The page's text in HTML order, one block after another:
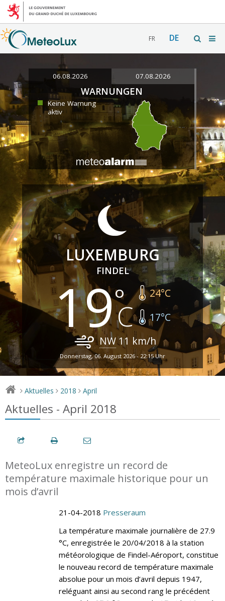
FR DE
06.08.2026 07.08.2026
WARNUNGEN
Keine Warnung
aktiv
LUXEMBURG
FINDEL
19 24°C
17°C
NW11 km/h
Donnerstag, 06. August 2026 - 22:15 Uhr
> Aktuelles > 2018 > April
Aktuelles - April 2018
MeteoLux enregistre un record de
température maximale historique pour un
mois d’avril
21-04-2018 Presseraum
La température maximale journalière de 27.9
°C, enregistrée le 20/04/2018 à la station
météorologique de Findel-Aéroport, constitue
le nouveau record de température maximale
absolue pour un mois d’avril depuis 1947,
reléguant ainsi au second rang le précédent